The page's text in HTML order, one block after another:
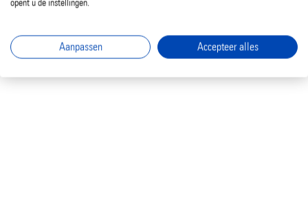
opent u de instellingen.
Aanpassen Accepteer alles